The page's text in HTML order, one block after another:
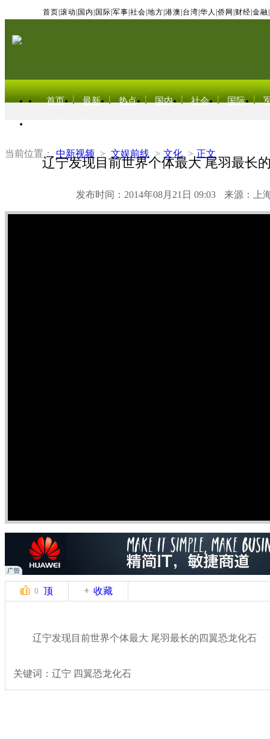
首页 滚动 国内 国际 军事 社会 地方 港澳 台湾 华人 侨网 财经 金融
首页 最新 热点 国内 社会 国际
当前位置： 中新视频 > 文娱前线 > 文化 > 正文
辽宁发现目前世界个体最大 尾羽最长
发布时间：2014年08月21日 09:03 来源：上
0 顶 收藏
辽宁发现目前世界个体最大 尾羽最长的四翼恐龙化石
关键词：辽宁 四翼恐龙化石